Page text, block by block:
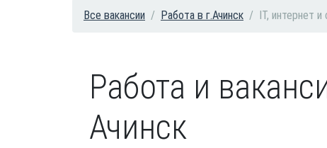
Все вакансии Работа в г.Ачинск IT, интернет и
Работа и
Ачинск